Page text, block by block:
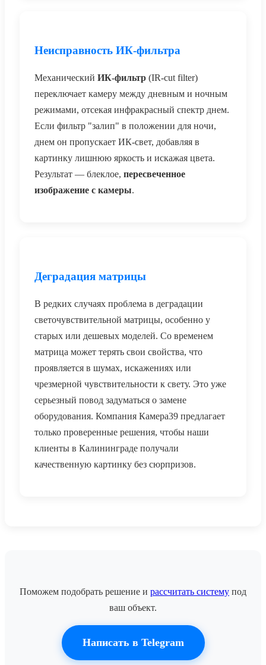
Неисправность ИК-фильтра
Механический ИК-фильтр (IR-cut filter)
переключает камеру между дневным и ночным
режимами, отсекая инфракрасный спектр днем.
Если фильтр "залип" в положении для ночи,
днем он пропускает ИК-свет, добавляя в
картинку лишнюю яркость и искажая цвета.
Результат — блеклое, пересвеченное
изображение с камеры.
Деградация матрицы
В редких случаях проблема в деградации
светочувствительной матрицы, особенно у
старых или дешевых моделей. Со временем
матрица может терять свои свойства, что
проявляется в шумах, искажениях или
чрезмерной чувствительности к свету. Это уже
серьезный повод задуматься о замене
оборудования. Компания Камера39 предлагает
только проверенные решения, чтобы наши
клиенты в Калининграде получали
качественную картинку без сюрпризов.
Поможем подобрать решение и рассчитать систему под
ваш объект.
Написать в Telegram